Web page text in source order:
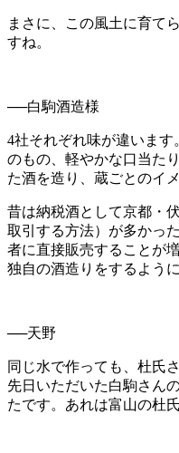
まさに、この風土に育て
すね。
──白駒酒造様
4社それぞれ味が違いま
のもの、軽やかな口当た
た酒を造り、蔵ごとのイ
昔は納税酒として京都・
取引する方法）が多かっ
者に直接販売することが
独自の酒造りをするよう
──天野
同じ水で作っても、杜氏
先日いただいた白駒さん
たです。あれは富山の杜